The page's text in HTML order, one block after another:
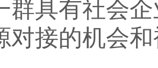
群具有社会
对接的机会